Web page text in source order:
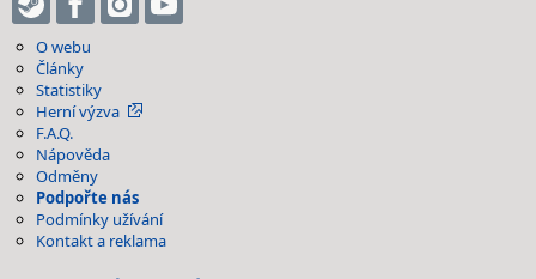
O webu
Články
Statistiky
Herní výzva
F.A.Q.
Nápověda
Odměny
Podpořte nás
Podmínky užívání
Kontakt a reklama